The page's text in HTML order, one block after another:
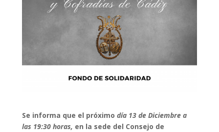
Se informa que el próximo día 13 de Diciembre a
las 19:30 horas, en la sede del Consejo de